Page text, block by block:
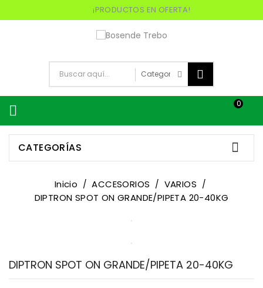
¡PRODUCTOS EN OFERTA!
 0
CATEGORÍAS 
Inicio ACCESORIOS
VARIOS
DIPTRON SPOT ON GRANDE/PIPETA 20-40KG
DIPTRON SPOT ON GRANDE/PIPETA 20-40KG